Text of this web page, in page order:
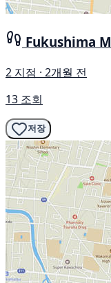
Fukushima
2 지점 · 2개월 전
13 조회
저장